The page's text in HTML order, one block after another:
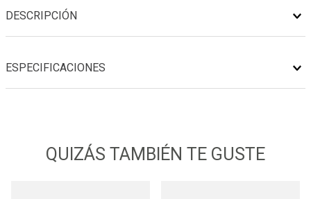
DESCRIPCIÓN
ESPECIFICACIONES
QUIZÁS TAMBIÉN TE GUSTE